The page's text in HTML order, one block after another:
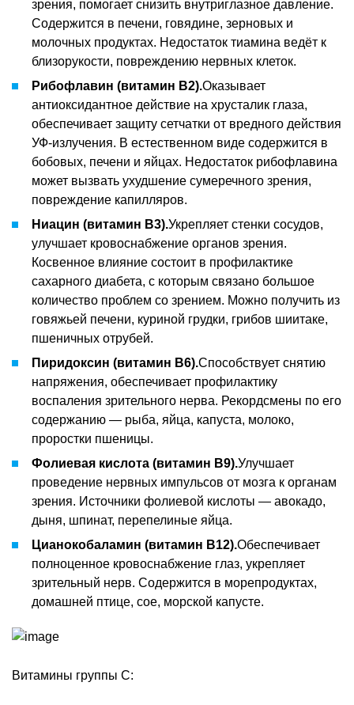
зрения, помогает снизить внутриглазное давление.
Содержится в печени, говядине, зерновых и
молочных продуктах. Недостаток тиамина ведёт к
близорукости, повреждению нервных клеток.
Рибофлавин (витамин В2).Оказывает
антиоксидантное действие на хрусталик глаза,
обеспечивает защиту сетчатки от вредного действия
УФ-излучения. В естественном виде содержится в
бобовых, печени и яйцах. Недостаток рибофлавина
может вызвать ухудшение сумеречного зрения,
повреждение капилляров.
Ниацин (витамин В3).Укрепляет стенки сосудов,
улучшает кровоснабжение органов зрения.
Косвенное влияние состоит в профилактике
сахарного диабета, с которым связано большое
количество проблем со зрением. Можно получить из
говяжьей печени, куриной грудки, грибов шиитаке,
пшеничных отрубей.
Пиридоксин (витамин В6).Способствует снятию
напряжения, обеспечивает профилактику
воспаления зрительного нерва. Рекордсмены по его
содержанию — рыба, яйца, капуста, молоко,
проростки пшеницы.
Фолиевая кислота (витамин В9).Улучшает
проведение нервных импульсов от мозга к органам
зрения. Источники фолиевой кислоты — авокадо,
дыня, шпинат, перепелиные яйца.
Цианокобаламин (витамин В12).Обеспечивает
полноценное кровоснабжение глаз, укрепляет
зрительный нерв. Содержится в морепродуктах,
домашней птице, сое, морской капусте.
Витамины группы С: